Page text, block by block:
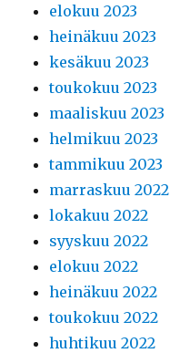
elokuu 2023
heinäkuu 2023
kesäkuu 2023
toukokuu 2023
maaliskuu 2023
helmikuu 2023
tammikuu 2023
marraskuu 2022
lokakuu 2022
syyskuu 2022
elokuu 2022
heinäkuu 2022
toukokuu 2022
huhtikuu 2022